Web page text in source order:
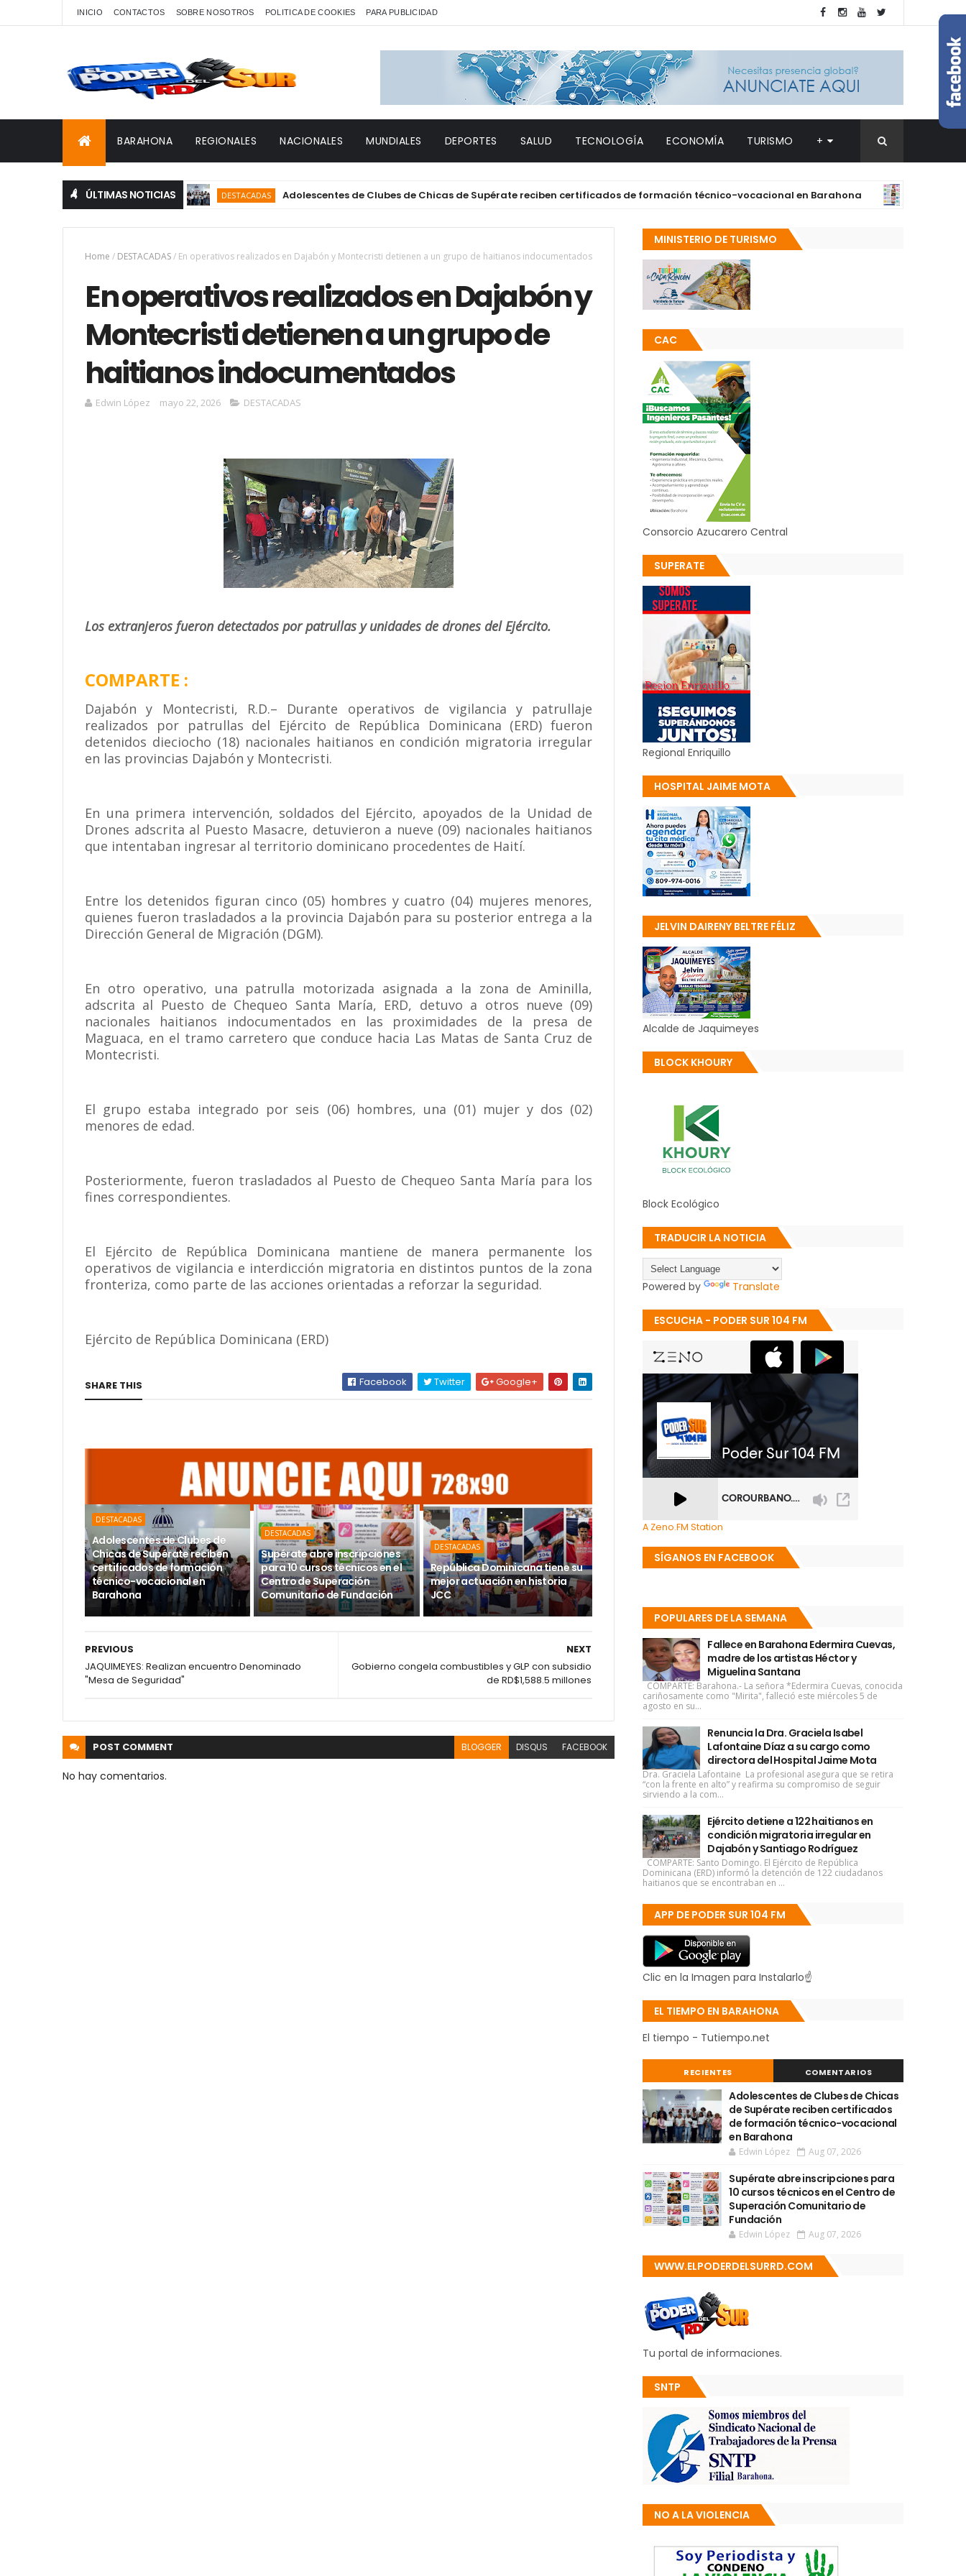
INICIO CONTACTOS SOBRE NOSOTROS POLITICA DE COOKIES PARA PUBLICIDAD
BARAHONA REGIONALES NACIONALES MUNDIALES DEPORTES SALUD TECNOLOGÍA ECONOMÍA TURISMO +
ÚLTIMAS NOTICIAS DESTACADAS Adolescentes de Clubes de Chicas de Supérate reciben certificados de formación técnico-vocacional en Barahona DESTACADAS
Home / DESTACADAS/ En operativos realizados en Dajabón y Montecristi detienen a un grupo de haitianos indocumentados
En operativos realizados en Dajabón y
Montecristi detienen a un grupo de
haitianos indocumentados
Edwin López mayo 22, 2026 DESTACADAS
Los extranjeros fueron detectados por patrullas y unidades de drones del Ejército.
COMPARTE :
Dajabón y Montecristi, R.D.– Durante operativos de vigilancia y patrullaje
realizados por patrullas del Ejército de República Dominicana (ERD) fueron
detenidos dieciocho (18) nacionales haitianos en condición migratoria irregular
en las provincias Dajabón y Montecristi.
En una primera intervención, soldados del Ejército, apoyados de la Unidad de
Drones adscrita al Puesto Masacre, detuvieron a nueve (09) nacionales haitianos
que intentaban ingresar al territorio dominicano procedentes de Haití.
Entre los detenidos figuran cinco (05) hombres y cuatro (04) mujeres menores,
quienes fueron trasladados a la provincia Dajabón para su posterior entrega a la
Dirección General de Migración (DGM).
En otro operativo, una patrulla motorizada asignada a la zona de Aminilla,
adscrita al Puesto de Chequeo Santa María, ERD, detuvo a otros nueve (09)
nacionales haitianos indocumentados en las proximidades de la presa de
Maguaca, en el tramo carretero que conduce hacia Las Matas de Santa Cruz de
Montecristi.
El grupo estaba integrado por seis (06) hombres, una (01) mujer y dos (02)
menores de edad.
Posteriormente, fueron trasladados al Puesto de Chequeo Santa María para los
fines correspondientes.
El Ejército de República Dominicana mantiene de manera permanente los
operativos de vigilancia e interdicción migratoria en distintos puntos de la zona
fronteriza, como parte de las acciones orientadas a reforzar la seguridad.
Ejército de República Dominicana (ERD)
SHARE THIS Facebook Twitter Google+
DESTACADAS
Adolescentes de Clubes de
Chicas de Supérate reciben
certificados de formación
técnico-vocacional en
Barahona
DESTACADAS
Supérate abre inscripciones
para 10 cursos técnicos en el
Centro de Superación
Comunitario de Fundación
DESTACADAS
República Dominicana tiene su
mejor actuación en historia
JCC
NEXT
Gobierno congela combustibles y GLP con subsidio
de RD$1,588.5 millones
PREVIOUS
JAQUIMEYES: Realizan encuentro Denominado
"Mesa de Seguridad"
POST COMMENT BLOGGER DISQUS FACEBOOK
No hay comentarios.
MINISTERIO DE TURISMO
CAC
Consorcio Azucarero Central
SUPERATE
Regional Enriquillo
HOSPITAL JAIME MOTA
JELVIN DAIRENY BELTRE FÉLIZ
Alcalde de Jaquimeyes
BLOCK KHOURY
Block Ecológico
TRADUCIR LA NOTICIA
Powered by Translate
ESCUCHA - PODER SUR 104 FM
A Zeno.FM Station
SÍGANOS EN FACEBOOK
POPULARES DE LA SEMANA
Fallece en Barahona Edermira Cuevas,
madre de los artistas Héctor y
Miguelina Santana
COMPARTE: Barahona.- La señora *Edermira Cuevas, conocida
cariñosamente como "Mirita", falleció este miércoles 5 de
agosto en su...
Renuncia la Dra. Graciela Isabel
Lafontaine Díaz a su cargo como
directora del Hospital Jaime Mota
Dra. Graciela Lafontaine La profesional asegura que se retira
“con la frente en alto” y reafirma su compromiso de seguir
sirviendo a la com...
Ejército detiene a 122 haitianos en
condición migratoria irregular en
Dajabón y Santiago Rodríguez
COMPARTE: Santo Domingo. El Ejército de República
Dominicana (ERD) informó la detención de 122 ciudadanos
haitianos que se encontraban en ...
APP DE PODER SUR 104 FM
Clic en la Imagen para Instalarlo☝
EL TIEMPO EN BARAHONA
El tiempo - Tutiempo.net
RECIENTES COMENTARIOS
Adolescentes de Clubes de Chicas
de Supérate reciben certificados
de formación técnico-vocacional
en Barahona
Edwin López Aug 07, 2026
Supérate abre inscripciones para
10 cursos técnicos en el Centro de
Superación Comunitario de
Fundación
Edwin López Aug 07, 2026
WWW.ELPODERDELSURRD.COM
Tu portal de informaciones.
SNTP
NO A LA VIOLENCIA